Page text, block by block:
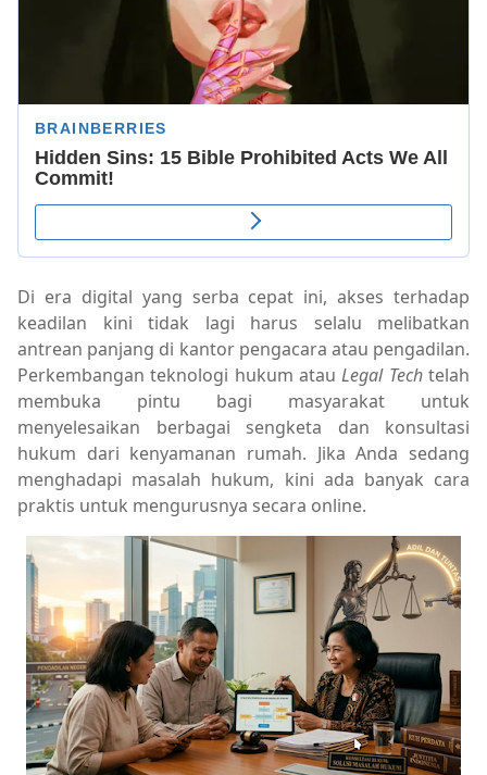
Di era digital yang serba cepat ini, akses terhadap
keadilan kini tidak lagi harus selalu melibatkan
antrean panjang di kantor pengacara atau pengadilan.
Perkembangan teknologi hukum atauLegal Techtelah
membuka pintu bagi masyarakat untuk
menyelesaikan berbagai sengketa dan konsultasi
hukum dari kenyamanan rumah. Jika Anda sedang
menghadapi masalah hukum, kini ada banyak cara
praktis untuk mengurusnya secara online.